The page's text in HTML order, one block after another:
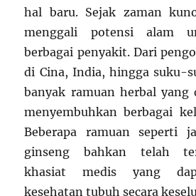
hal baru. Sejak zaman
menggali potensi alam
berbagai penyakit. Dari
di Cina, India, hingga suku-
banyak ramuan herbal yang
menyembuhkan berbagai
Beberapa ramuan seperti
ginseng bahkan telah
khasiat medis yang
kesehatan tubuh secara